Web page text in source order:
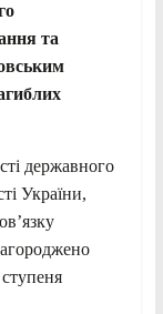
та
державного
України,